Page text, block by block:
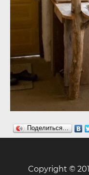
Поделиться…
Copyright ©